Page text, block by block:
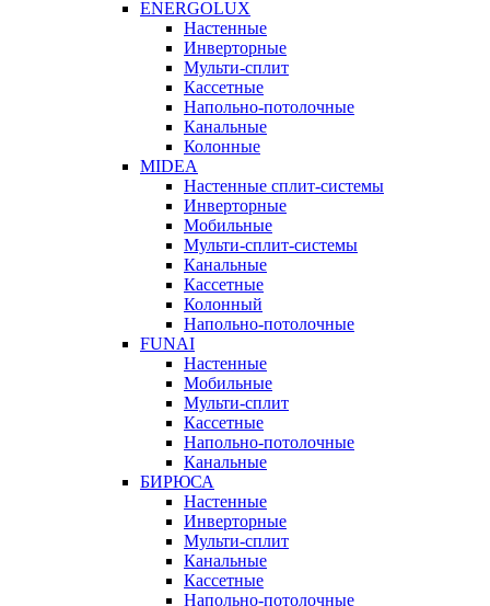
ENERGOLUX
Настенные
Инверторные
Мульти-сплит
Кассетные
Напольно-потолочные
Канальные
Колонные
MIDEA
Настенные сплит-системы
Инверторные
Мобильные
Мульти-сплит-системы
Канальные
Кассетные
Колонный
Напольно-потолочные
FUNAI
Настенные
Мобильные
Мульти-сплит
Кассетные
Напольно-потолочные
Канальные
БИРЮСА
Настенные
Инверторные
Мульти-сплит
Канальные
Кассетные
Напольно-потолочные